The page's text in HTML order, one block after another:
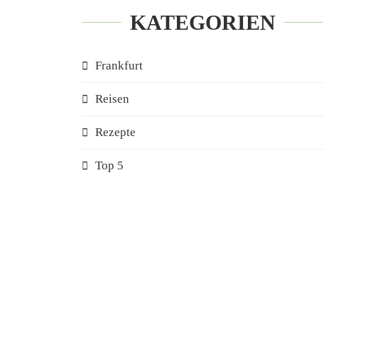
KATEGORIEN
Frankfurt
Reisen
Rezepte
Top 5